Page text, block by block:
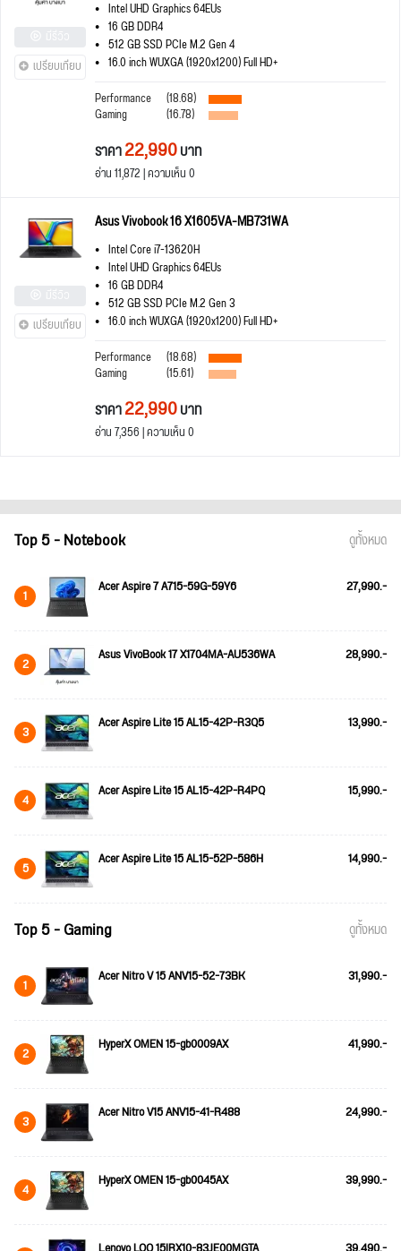
เปรียบเทียบ
Intel UHD Graphics 64EUs
16 GB DDR4
512 GB SSD PCIe M.2 Gen 4
16.0 inch WUXGA (1920x1200) Full HD+
Performance
(18.68)
Gaming (16.78)
ราคา22,990บาท
อ่าน 11,872 | ความเห็น 0
เปรียบเทียบ
Asus Vivobook 16 X1605VA-MB731WA
Intel Core i7-13620H
Intel UHD Graphics 64EUs
16 GB DDR4
512 GB SSD PCIe M.2 Gen 3
16.0 inch WUXGA (1920x1200) Full HD+
Performance
(18.68)
Gaming (15.61)
ราคา22,990บาท
อ่าน 7,356 | ความเห็น 0
Top 5 - Notebook ดูทั้งหมด
1 Acer Aspire 7 A715-59G-59Y6 27,990.-
2 Asus VivoBook 17 X1704MA-AU536WA 28,990.-
3 Acer Aspire Lite 15 AL15-42P-R3Q5 13,990.-
4 Acer Aspire Lite 15 AL15-42P-R4PQ 15,990.-
5 Acer Aspire Lite 15 AL15-52P-586H 14,990.-
Top 5 - Gaming ดูทั้งหมด
1 Acer Nitro V 15 ANV15-52-73BK 31,990.-
2 HyperX OMEN 15-gb0009AX 41,990.-
3 Acer Nitro V15 ANV15-41-R488 24,990.-
4 HyperX OMEN 15-gb0045AX 39,990.-